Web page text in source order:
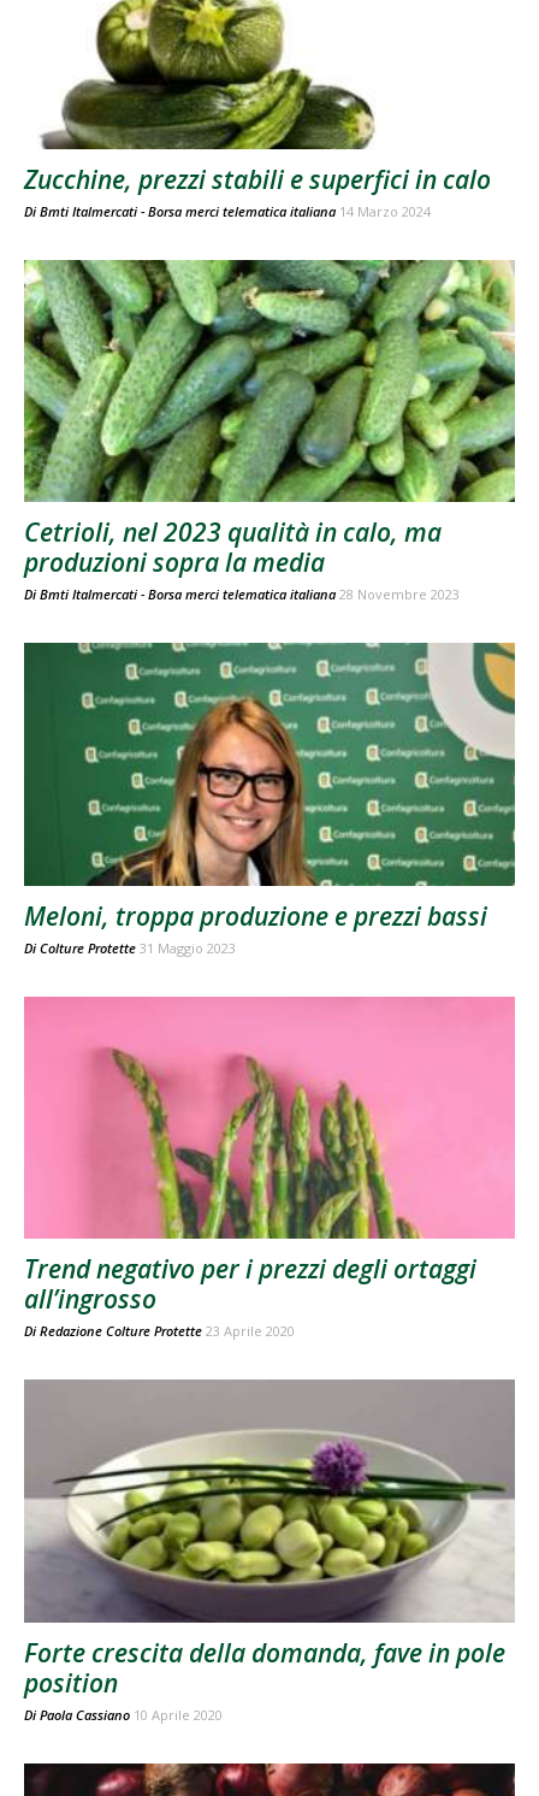
Zucchine, prezzi stabili e superfici in calo
Di Bmti Italmercati - Borsa merci telematica italiana 14 Marzo 2024
Cetrioli, nel 2023 qualità in calo, ma
produzioni sopra la media
Di Bmti Italmercati - Borsa merci telematica italiana 28 Novembre 2023
Meloni, troppa produzione e prezzi bassi
Di Colture Protette 31 Maggio 2023
Trend negativo per i prezzi degli ortaggi
all’ingrosso
Di Redazione Colture Protette 23 Aprile 2020
Forte crescita della domanda, fave in pole
position
Di Paola Cassiano 10 Aprile 2020